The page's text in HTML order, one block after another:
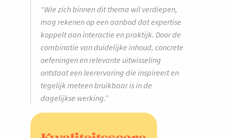
“Wie zich binnen dit thema wil verdiepen,
mag rekenen op een aanbod dat expertise
koppelt aan interactie en praktijk. Door de
combinatie van duidelijke inhoud, concrete
oefeningen en relevante uitwisseling
ontstaat een leerervaring die inspireert en
tegelijk meteen bruikbaar is in de
dagelijkse werking.”